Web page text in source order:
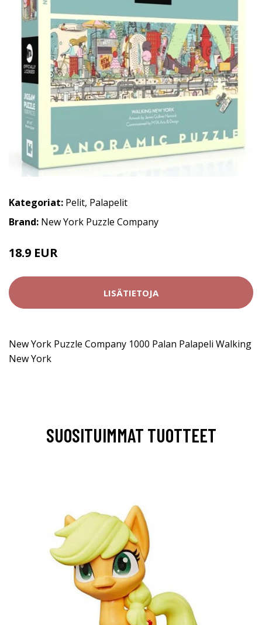
Kategoriat: Pelit, Palapelit
Brand: New York Puzzle Company
18.9 EUR
LISÄTIETOJA
New York Puzzle Company 1000 Palan Palapeli Walking
New York
SUOSITUIMMAT TUOTTEET